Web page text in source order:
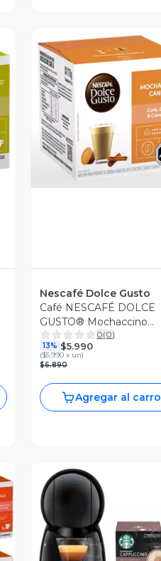
Vista Previa
Nescafé Dolce Gusto
Café NESCAFÉ DOLCE
GUSTO® Mochaccino
Canela 10 Cápsulas
0(0)
13% $5.990
($5.990 x un)
$6.890
Agregar al carro
Vista Previa